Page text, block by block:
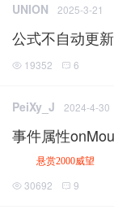
UNION 2025-3-21
公式不自动更新
19352 6
PeiXy_J 2024-4-30
事件属性
悬赏2000威望
30692 9